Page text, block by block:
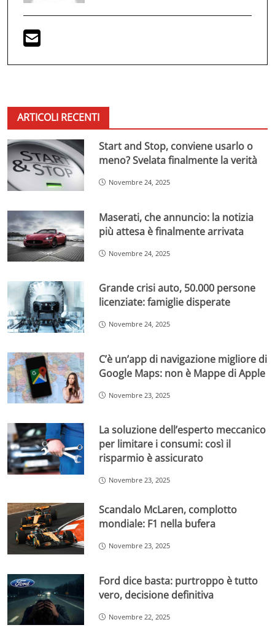
ARTICOLI RECENTI
Start and Stop, conviene usarlo o
meno? Svelata finalmente la verità
Novembre 24, 2025
Maserati, che annuncio: la notizia
più attesa è finalmente arrivata
Novembre 24, 2025
Grande crisi auto, 50.000 persone
licenziate: famiglie disperate
Novembre 24, 2025
C’è un’app di navigazione migliore di
Google Maps: non è Mappe di Apple
Novembre 23, 2025
La soluzione dell’esperto meccanico
per limitare i consumi: così il
risparmio è assicurato
Novembre 23, 2025
Scandalo McLaren, complotto
mondiale: F1 nella bufera
Novembre 23, 2025
Ford dice basta: purtroppo è tutto
vero, decisione definitiva
Novembre 22, 2025